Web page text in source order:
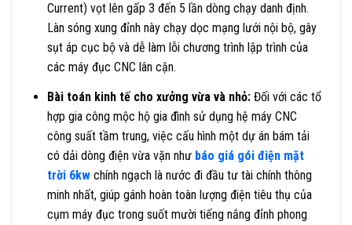
Current) vọt lên gấp 3 đến 5 lần dòng chạy danh định.
Làn sóng xung đỉnh này chạy dọc mạng lưới nội bộ, gây
sụt áp cục bộ và dễ làm lỗi chương trình lập trình của
các máy đục CNC lân cận.
Bài toán kinh tế cho xưởng vừa và nhỏ:Đối với các tổ
hợp gia công mộc hộ gia đình sử dụng hệ máy CNC
công suất tầm trung, việc cấu hình một dự án bám tải
có dải dòng điện vừa vặn như báo giá gói điện mặt
trời 6kwchính ngạch là nước đi đầu tư tài chính thông
minh nhất, giúp gánh hoàn toàn lượng điện tiêu thụ của
cụm máy đục trong suốt mười tiếng nắng đỉnh phong